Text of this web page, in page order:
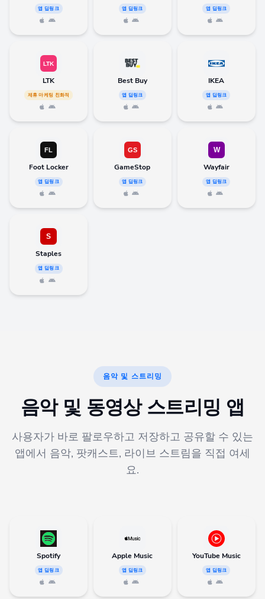
앱 딥링크 앱 딥링크 앱 딥링크
LTK
제휴 마케팅 친화적
Best Buy
앱 딥링크
IKEA
앱 딥링크
Foot Locker
앱 딥링크
GameStop
앱 딥링크
Wayfair
앱 딥링크
Staples
앱 딥링크
음악 및 스트리밍
음악 및 동영상 스트리밍 앱
사용자가 바로 팔로우하고 저장하고 공유할 수 있는
앱에서 음악, 팟캐스트, 라이브 스트림을 직접 여세
요.
Spotify
앱 딥링크
Apple Music
앱 딥링크
YouTube Music
앱 딥링크